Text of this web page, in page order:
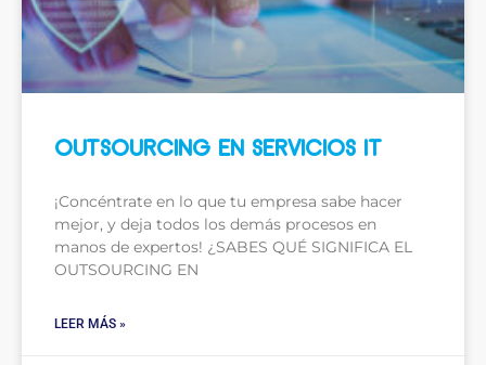
OUTSOURCING EN SERVICIOS IT
¡Concéntrate en lo que tu empresa sabe hacer
mejor, y deja todos los demás procesos en
manos de expertos! ¿SABES QUÉ SIGNIFICA EL
OUTSOURCING EN
LEER MÁS »